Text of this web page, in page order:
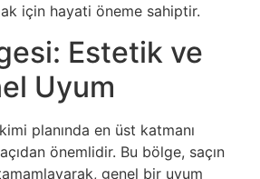
için hayati öneme sahiptir.
Estetik ve
Uyum
planında en üst katmanı
önemlidir. Bu bölge, saçın
genel bir uyum